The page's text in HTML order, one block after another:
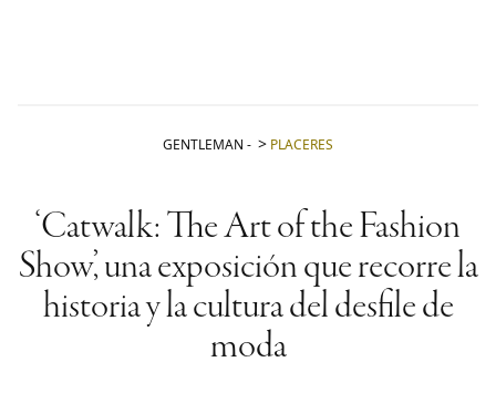
GENTLEMAN - PLACERES
‘Catwalk: The Art of the Fashion
Show’, una exposición que recorre la
historia y la cultura del desfile de
moda